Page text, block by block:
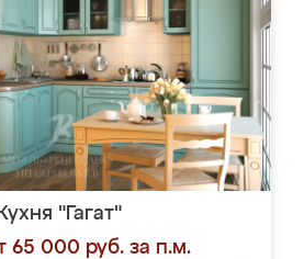
Кухня "Гагат"
65 000 руб. за п.м.